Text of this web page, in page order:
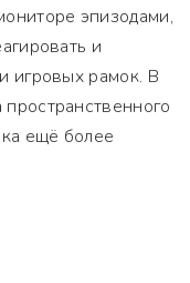
эпизодами,
и
игровых рамок. В
ещё более